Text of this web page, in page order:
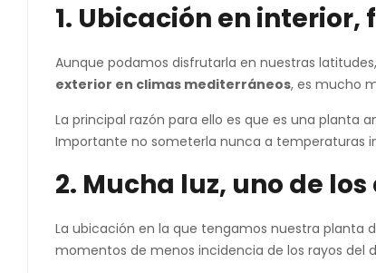
1. Ubicación en
Aunque podamos disfrutarla en nuestras
exterior en climas mediterráneos, es mucho
La principal razón para ello es que es una planta
Importante no someterla nunca a temperaturas
2. Mucha luz, uno de
La ubicación en la que tengamos nuestra planta
momentos de menos incidencia de los rayos del